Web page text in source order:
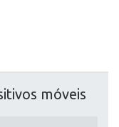
móveis